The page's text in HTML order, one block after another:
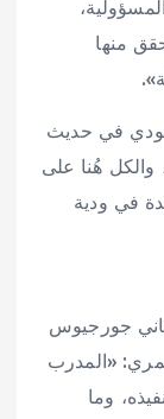
منها
في حديث
والكل هُنا على
في ودية
جورجيوس
«المدرب
وما